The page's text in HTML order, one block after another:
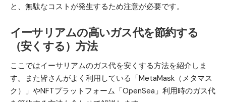
と、無駄なコストが発生するため注意が必要です。
イーサリアムの高いガス代を節約する
（安くする）方法
ここではイーサリアムのガス代を安くする方法を紹介しま
す。また皆さんがよく利用している「MetaMask（メタマス
ク）」やNFTプラットフォーム「OpenSea」利用時のガス代